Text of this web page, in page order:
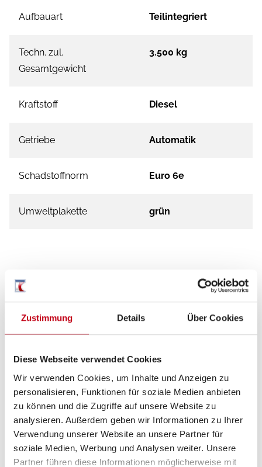
Zustimmung Details Über Cookies
Diese Webseite verwendet Cookies
Wir verwenden Cookies, um Inhalte und Anzeigen zu
personalisieren, Funktionen für soziale Medien anbieten
zu können und die Zugriffe auf unsere Website zu
analysieren. Außerdem geben wir Informationen zu Ihrer
Verwendung unserer Website an unsere Partner für
soziale Medien, Werbung und Analysen weiter. Unsere
Partner führen diese Informationen möglicherweise mit
Aufbauart Teilintegriert
Techn. zul.
Gesamtgewicht
3.500 kg
Kraftstoff Diesel
Getriebe Automatik
Schadstoffnorm Euro 6e
Umweltplakette grün
Grundrissbeschreibung
Einzelbett ab 2 Schlafplätze
Schlafplätze